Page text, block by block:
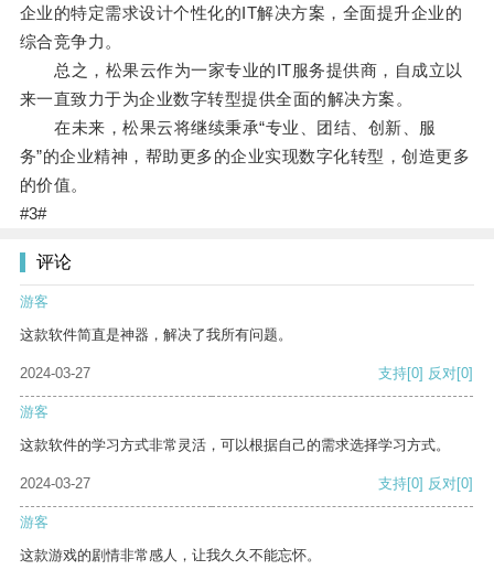
企业的特定需求设计个性化的IT解决方案，全面提升企业的
综合竞争力。
总之，松果云作为一家专业的IT服务提供商，自成立以
来一直致力于为企业数字转型提供全面的解决方案。
在未来，松果云将继续秉承“专业、团结、创新、服
务”的企业精神，帮助更多的企业实现数字化转型，创造更多
的价值。
#3#
评论
游客
这款软件简直是神器，解决了我所有问题。
2024-03-27 支持[0] 反对[0]
游客
这款软件的学习方式非常灵活，可以根据自己的需求选择学习方式。
2024-03-27 支持[0] 反对[0]
游客
这款游戏的剧情非常感人，让我久久不能忘怀。